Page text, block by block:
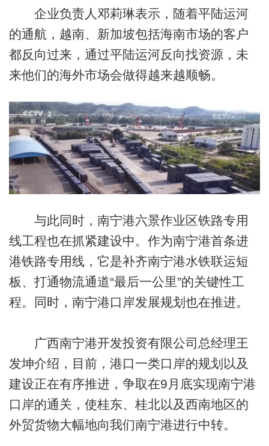
企业负责人邓莉琳表示，随着平陆运河
的通航，越南、新加坡包括海南市场的客户
都反向过来，通过平陆运河反向找资源，未
来他们的海外市场会做得越来越顺畅。
与此同时，南宁港六景作业区铁路专用
线工程也在抓紧建设中。作为南宁港首条进
港铁路专用线，它是补齐南宁港水铁联运短
板、打通物流通道“最后一公里”的关键性工
程。同时，南宁港口岸发展规划也在推进。
广西南宁港开发投资有限公司总经理王
发坤介绍，目前，港口一类口岸的规划以及
建设正在有序推进，争取在9月底实现南宁港
口岸的通关，使桂东、桂北以及西南地区的
外贸货物大幅地向我们南宁港进行中转。